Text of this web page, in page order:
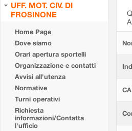
UFF. MOT. CIV. DI
FROSINONE
Home Page
Dove siamo
Orari apertura sportelli
Organizzazione e contatti
Avvisi all'utenza
Normative
Turni operativi
Richiesta
informazioni/Contatta
l'ufficio